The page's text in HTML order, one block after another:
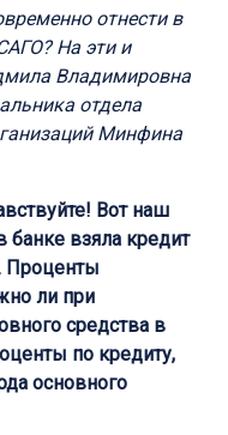
отнести в
На эти и
Владимировна
отдела
Минфина
Вот наш
банке взяла кредит
Проценты
ли при
средства в
по кредиту,
основного